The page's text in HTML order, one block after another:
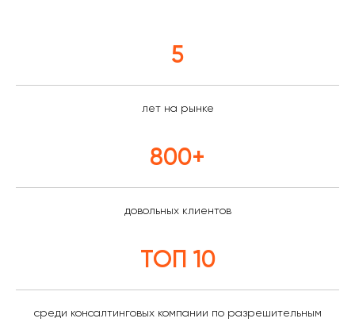
5
лет на рынке
800+
довольных клиентов
ТОП 10
среди консалтинговых компании по разрешительным